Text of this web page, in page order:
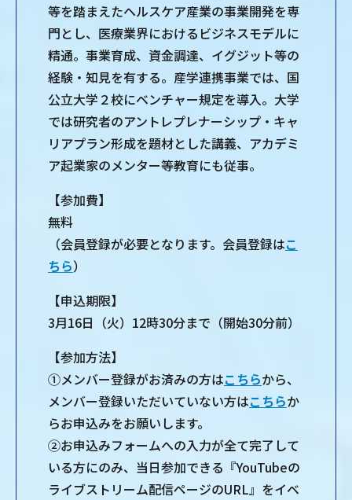
等を踏まえたヘルスケア産業の事業開発を専
門とし、医療業界におけるビジネスモデルに
精通。事業育成、資金調達、イグジット等の
経験・知見を有する。産学連携事業では、国
公立大学２校にベンチャー規定を導入。大学
では研究者のアントレプレナーシップ・キャ
リアプラン形成を題材とした講義、アカデミ
ア起業家のメンター等教育にも従事。
【参加費】
無料
（会員登録が必要となります。会員登録はこ
ちら）
【申込期限】
3月16日（火）12時30分まで（開始30分前）
【参加方法】
①メンバー登録がお済みの方はこちらから、
メンバー登録いただいていない方はこちらか
らお申込みをお願いします。
②お申込みフォームへの⼊⼒が全て完了して
いる⽅にのみ、当⽇参加できる『YouTubeの
ライブストリーム配信ページのURL』をイベ